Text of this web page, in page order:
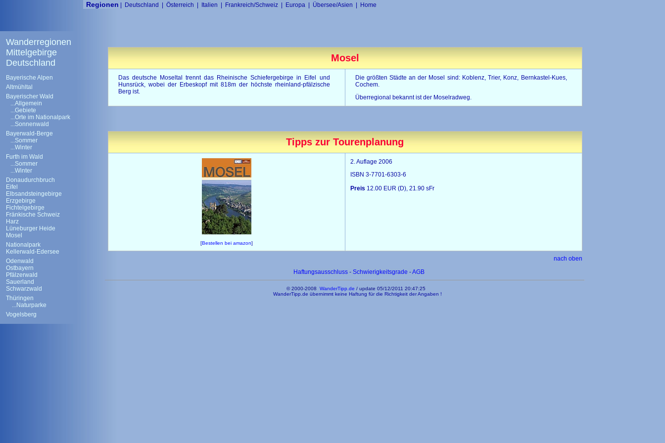
Regionen Deutschland Österreich Italien Frankreich/Schweiz Europa Übersee/Asien Home
Wanderregionen
Mittelgebirge
Deutschland
Bayerische Alpen
Altmühltal
Bayerischer Wald
...Allgemein
...Gebiete
...Orte im Nationalpark
...Sonnenwald
Bayerwald-Berge
...Sommer
...Winter
Furth im Wald
...Sommer
...Winter
Donaudurchbruch
Eifel
Elbsandsteingebirge
Erzgebirge
Fichtelgebirge
Fränkische Schweiz
Harz
Lüneburger Heide
Mosel
Nationalpark
Kellerwald-Edersee
Odenwald
Ostbayern
Pfälzerwald
Sauerland
Schwarzwald
Thüringen
...Naturparke
Vogelsberg
Mosel
Das deutsche Moseltal trennt das Rheinische Schiefergebirge in Eifel und
Hunsrück, wobei der Erbeskopf mit 818m der höchste rheinland-pfälzische
Berg ist.
Die größten Städte an der Mosel sind: Koblenz, Trier, Konz, Bernkastel-Kues,
Cochem.
Überregional bekannt ist der Moselradweg.
Tipps zur Tourenplanung
[Bestellen bei amazon]
2. Auflage 2006
ISBN 3-7701-6303-6
Preis 12.00 EUR (D), 21.90 sFr
nach oben
Haftungsausschluss - Schwierigkeitsgrade -AGB
© 2000-2008 WanderTipp.de / update 05/12/2011 20:47:25
WanderTipp.de übernimmt keine Haftung für die Richtigkeit der Angaben !